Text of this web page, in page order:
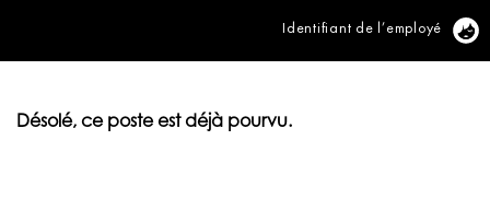
Identifiant de l’employé
Désolé, ce poste est déjà pourvu.